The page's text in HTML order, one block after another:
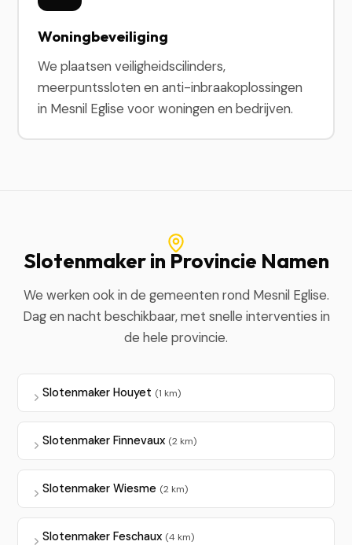
Woningbeveiliging
We plaatsen veiligheidscilinders,
meerpuntssloten en anti-inbraakoplossingen
in Mesnil Eglise voor woningen en bedrijven.
Slotenmaker in Provincie Namen
We werken ook in de gemeenten rond Mesnil Eglise.
Dag en nacht beschikbaar, met snelle interventies in
de hele provincie.
Slotenmaker Houyet (1 km)
Slotenmaker Finnevaux (2 km)
Slotenmaker Wiesme (2 km)
Slotenmaker Feschaux (4 km)